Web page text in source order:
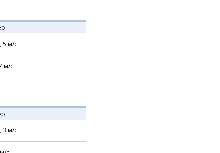
5 м/с
м/с
3 м/с